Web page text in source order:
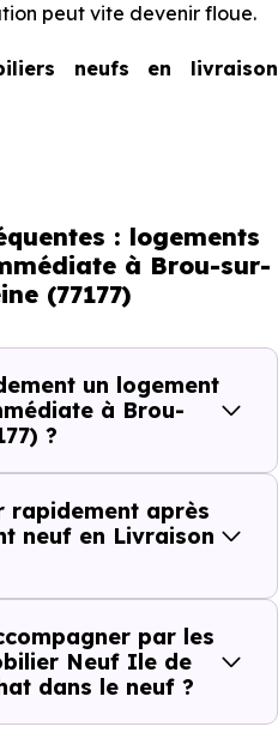
peut vite devenir floue.
neufs en livraison
: ce que vous
livraison immédiate à
, vous êtes dans une
neuf est là, vous
avancer rapidement.
cela se passe :
change pour vous
le bien tel qu’il est
: logements
à Brou-sur-
(77177)
un logement
à Brou-
?
rapidement après
neuf en Livraison
par les
Neuf Ile de
dans le neuf ?